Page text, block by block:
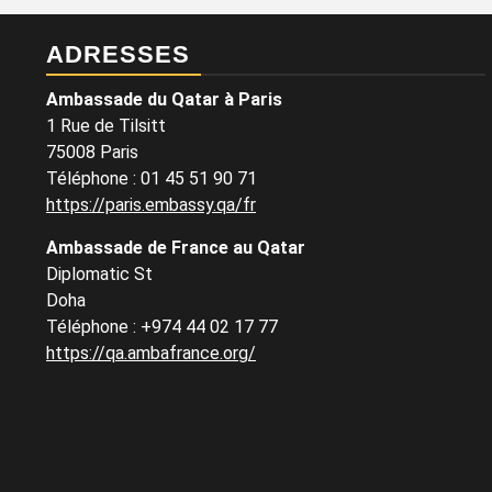
ADRESSES
Ambassade du Qatar à Paris
1 Rue de Tilsitt
75008 Paris
Téléphone : 01 45 51 90 71
https://paris.embassy.qa/fr
Ambassade de France au Qatar
Diplomatic St
Doha
Téléphone : +974 44 02 17 77
https://qa.ambafrance.org/